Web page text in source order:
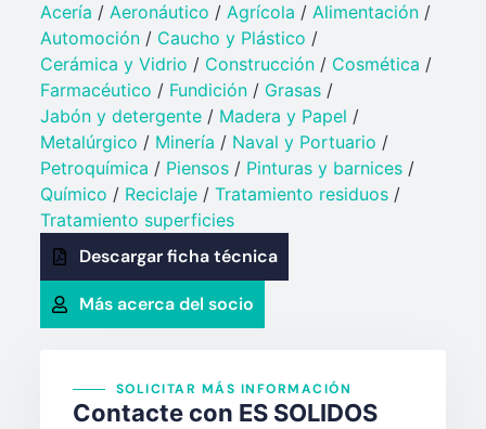
Acería / Aeronáutico / Agrícola / Alimentación/
Automoción/ Caucho y Plástico​ /
Cerámica y Vidrio​ / Construcción/ Cosmética /
Farmacéutico / Fundición/ Grasas/
Jabón y detergente​/ Madera y Papel /
Metalúrgico / Minería / Naval y Portuario​ /
Petroquímica​ / Piensos/ Pinturas y barnices​/
Químico​ / Reciclaje/ Tratamiento residuos/
Tratamiento superficies
Descargar ficha técnica
Más acerca del socio
SOLICITAR MÁS INFORMACIÓN
Contacte con ES SOLIDOS